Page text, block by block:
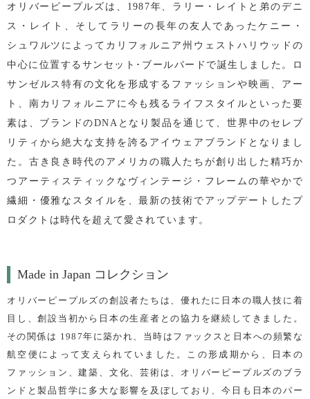
オリバーピープルズは、1987年、ラリー・レイトと弟のデニ
ス・レイト、そしてラリーの長年の友人であったケニー・
シュワルツによってカリフォルニア州ウェストハリウッドの
中心に位置するサンセット･ブールバードで誕生しました。ロ
サンゼルス特有の文化を形成するファッションや映画、アー
ト、南カリフォルニアに今も残るライフスタイルといった 要
素は、ブランドのDNAとなり製品を通じて、世界中のセレブ
リティから絶大な支持を誇るアイウェアブランドとなりまし
た。古き良き時代のアメリカの職人たちが創り出した精巧か
つアーティスティックなヴィンテージ・フレームの華やかで
繊細・優雅なスタイルを、最新の技術でアップデートしたプ
ロダクトは時代を超えて愛されています。
Made in Japan コレクション
オリバーピープルズの創設者たちは、優れたに日本の職人技に着
目し、創設当初から日本の生産者との協力を継続してきました。
その関係は 1987年に築かれ、当時はファックスと日本への頻繁な
航空便によって支えられていました。この形成期から、日本の
ファッション、建築、文化、芸術は、オリバーピープルズのブラ
ンドと製品哲学に多大な影響を及ぼしており、今日も日本のパー